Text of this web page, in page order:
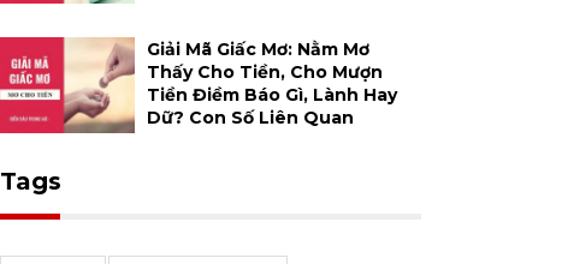
Giải Mã Giấc Mơ: Nằm Mơ
Thấy Cho Tiền, Cho Mượn
Tiền Điềm Báo Gì, Lành Hay
Dữ? Con Số Liên Quan
Tags